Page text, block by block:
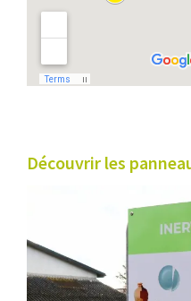
Découvrir les